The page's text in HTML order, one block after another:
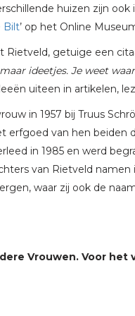
huizen zijn
Bilt’ op het Online
Rietveld, getuige een
ideetjes. Je weet
uiteen in artikelen,
in 1957 bij Truus
erfgoed van hen beiden
in 1985 en werd
van Rietveld
waar zij ook de
Vrouwen. Voor het